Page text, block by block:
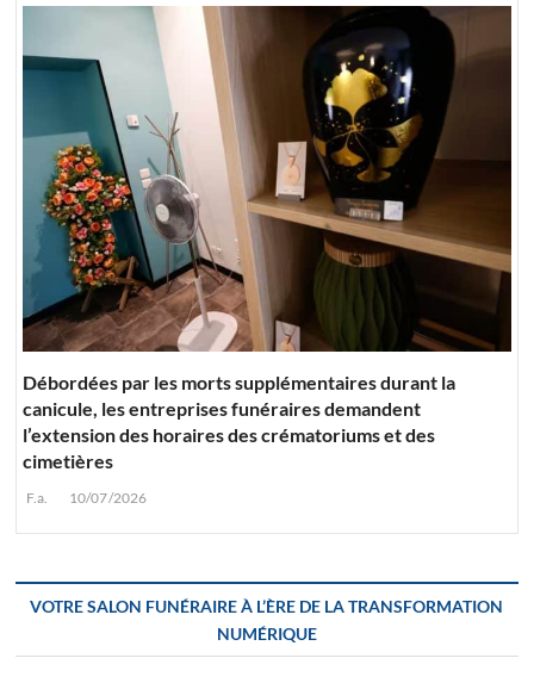
Débordées par les morts supplémentaires durant la
canicule, les entreprises funéraires demandent
l’extension des horaires des crématoriums et des
cimetières
F.a. 10/07/2026
VOTRE SALON FUNÉRAIRE À L’ÈRE DE LA TRANSFORMATION
NUMÉRIQUE